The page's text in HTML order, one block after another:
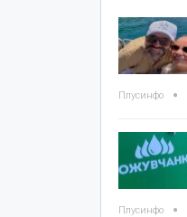
Плусинфо
Плусинфо